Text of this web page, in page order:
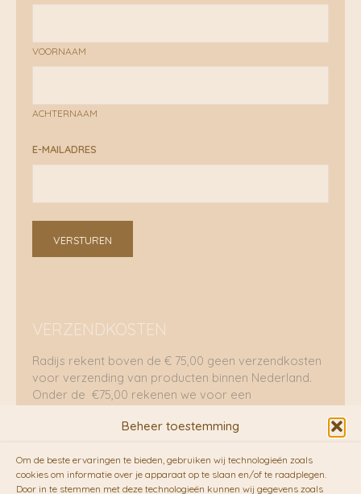
Beheer toestemming
Om de beste ervaringen te bieden, gebruiken wij technologieën zoals
cookies om informatie over je apparaat op te slaan en/of te raadplegen.
Door in te stemmen met deze technologieën kunnen wij gegevens zoals
VOORNAAM
ACHTERNAAM
E-MAILADRES
VERSTUREN
VERZENDKOSTEN
Radijs rekent boven de € 75,00 geen verzendkosten
voor verzending van producten binnen Nederland.
Onder de €75,00 rekenen we voor een
RADIJS werkt samen met de duurzame bezorgdienst